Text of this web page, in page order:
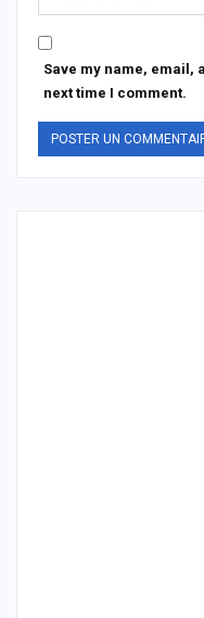
Save my name, email,
next time I comment.